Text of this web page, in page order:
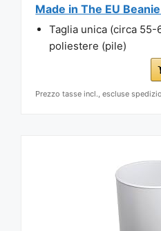
Made in The EU
Taglia unica (circa 55-
poliestere (pile)
Prezzo tasse incl., escluse